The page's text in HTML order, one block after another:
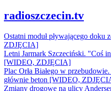
radioszczecin.tv
Ostatni moduł pływającego doku
ZDJĘCIA]
Letni Jarmark Szczeciński. "Coś
[WIDEO, ZDJĘCIA]
Plac Orła Białego w
głównie beton [WIDEO,
Zmiany drogowe na ulicy